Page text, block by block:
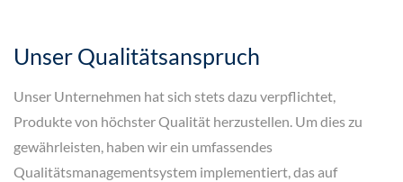
Unser Qualitätsanspruch
Unser Unternehmen hat sich stets dazu verpflichtet,
Produkte von höchster Qualität herzustellen. Um dies zu
gewährleisten, haben wir ein umfassendes
Qualitätsmanagementsystem implementiert, das auf